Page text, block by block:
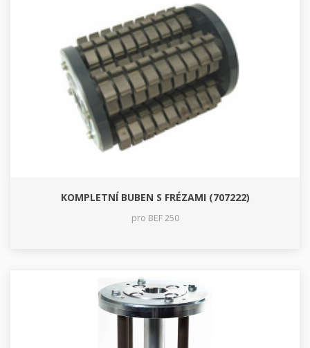
KOMPLETNÍ BUBEN S FRÉZAMI (707222)
pro BEF 250